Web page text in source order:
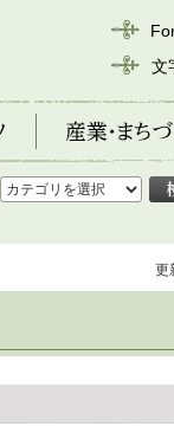
文
産業・まちづくり
更